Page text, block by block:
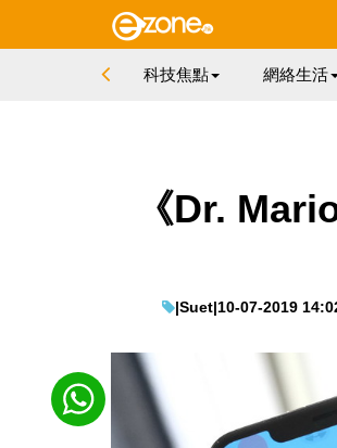
科技焦點 網絡生活
《Dr.
|Suet|10-07-2019